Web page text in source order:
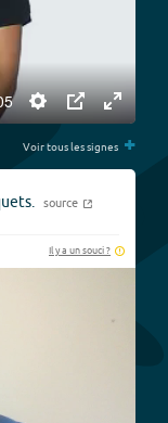
Settings
PIP
Enter
Voir tous les signes +
source
Il y a un souci ?